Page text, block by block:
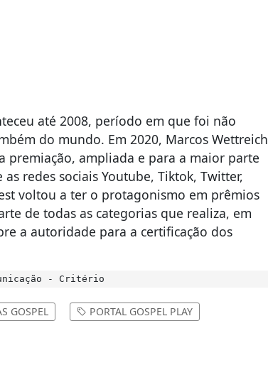
até 2008, período em que foi não
do mundo. Em 2020, Marcos Wettreich
premiação, ampliada e para a maior parte
redes sociais Youtube, Tiktok, Twitter,
voltou a ter o protagonismo em prêmios
de todas as categorias que realiza, em
a autoridade para a certificação dos
- Critério
GOSPEL PORTAL GOSPEL PLAY